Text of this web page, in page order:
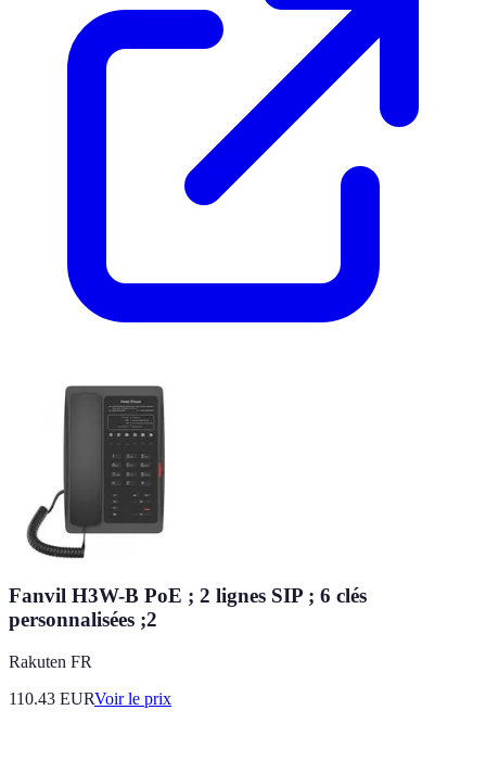
Fanvil H3W-B PoE ; 2 lignes SIP ; 6 clés
personnalisées ;2
Rakuten FR
110.43 EURVoir le prix